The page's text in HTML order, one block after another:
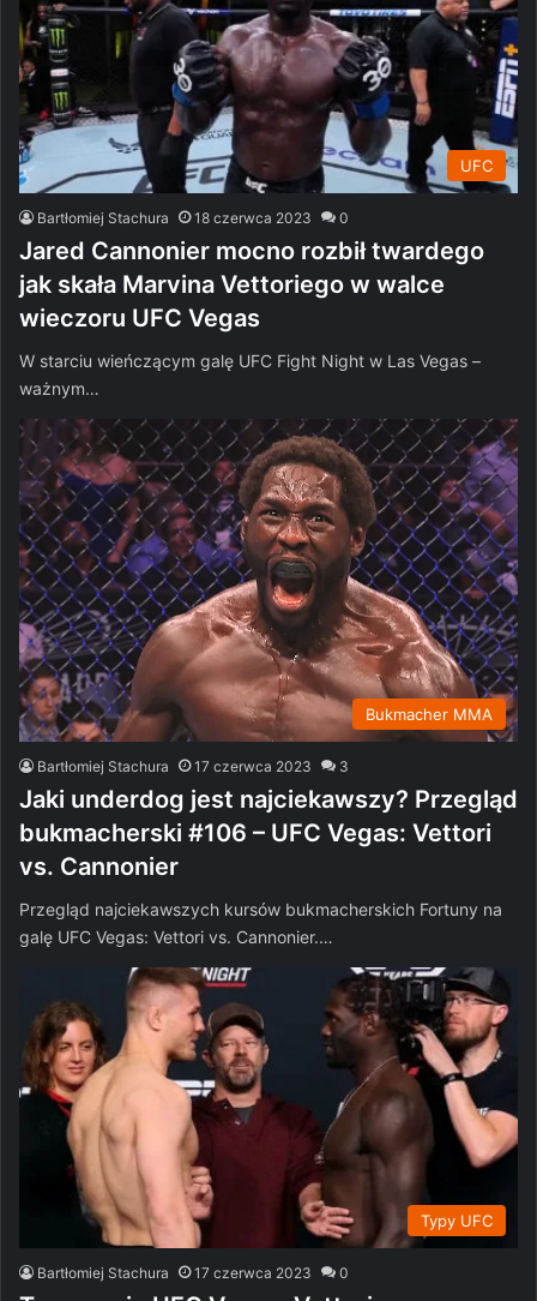
UFC
Bartłomiej Stachura 18 czerwca 2023 0
Jared Cannonier mocno rozbił twardego
jak skała Marvina Vettoriego w walce
wieczoru UFC Vegas
W starciu wieńczącym galę UFC Fight Night w Las Vegas –
ważnym…
Bukmacher MMA
Bartłomiej Stachura 17 czerwca 2023 3
Jaki underdog jest najciekawszy? Przegląd
bukmacherski #106 – UFC Vegas: Vettori
vs. Cannonier
Przegląd najciekawszych kursów bukmacherskich Fortuny na
galę UFC Vegas: Vettori vs. Cannonier.…
Typy UFC
Bartłomiej Stachura 17 czerwca 2023 0